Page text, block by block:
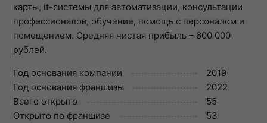
карты, it-системы для автоматизации, консультации
профессионалов, обучение, помощь с персоналом и
помещением. Средняя чистая прибыль – 600 000
рублей.
Год основания компании
2019
Год основания франшизы
2022
Всего открыто
55
Открыто по франшизе
53